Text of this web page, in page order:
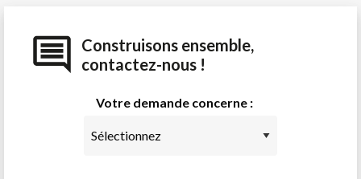
Construisons ensemble,
contactez-nous !
Votre demande concerne :